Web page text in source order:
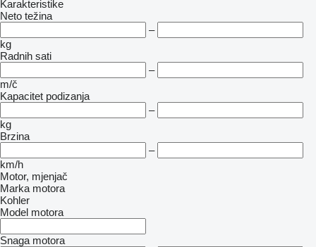
Karakteristike
Neto težina
–
kg
Radnih sati
–
m/č
Kapacitet podizanja
–
kg
Brzina
–
km/h
Motor, mjenjač
Marka motora
Kohler
Model motora
Snaga motora